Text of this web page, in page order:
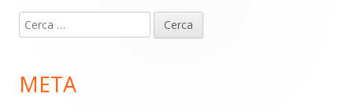
piè
pagina
Ricerca
per:
META